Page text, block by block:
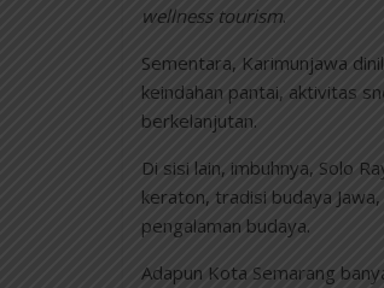
wellness tourism.
Sementara, Karimunjawa
keindahan pantai, aktivitas
berkelanjutan.
Di sisi lain, imbuhnya, Solo
keraton, tradisi budaya
pengalaman budaya.
Adapun Kota Semarang